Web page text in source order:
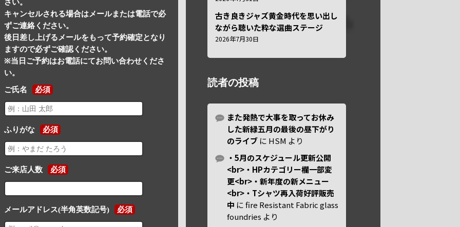
さい。
キャンセルされる場合はメールまたは電話で必
ずご連絡ください。
後日差し上げるメールをもって予約確定となり
ますので必ずご確認ください。
※当日ご予約はお電話にてお問い合わせくださ
い。
ご氏名 必須
ふりがな 必須
ご来店人数 必須
メールアドレス(半角英数記号) 必須
古き良きジャズ黄金時代を思い出し
ながら聴いた粋な選曲ステージ
2026年7月30日
読者の投稿
また発熱で大事を取ってお休み
した新緑五月の最後の昼下がり
のライブ に HSM より
・5月のスケジュール更新公開
<br>・HPカテゴリー欄一部変
更<br>・新年度の新メニュー
<br>・Tシャツ再入荷好評販売
中 にfire Resistant Fabric glass
foundries より